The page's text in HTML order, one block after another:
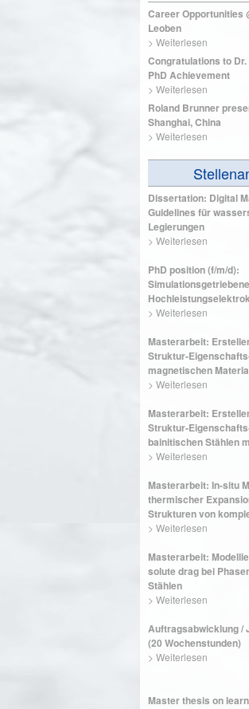
Career Opportunities
Leoben
> Weiterlesen
Congratulations to
PhD Achievement
> Weiterlesen
Roland Brunner
Shanghai, China
> Weiterlesen
Dissertation: Digital
Guidelines für
Legierungen
> Weiterlesen
PhD position (f/m/d):
> Weiterlesen
Masterarbeit:
Struktur-
magnetischen
> Weiterlesen
Masterarbeit:
Struktur-
bainitischen Stählen
> Weiterlesen
Masterarbeit: In-situ
thermischer
Strukturen von
> Weiterlesen
Masterarbeit:
solute drag bei
Stählen
> Weiterlesen
Auftragsabwicklung /
(20 Wochenstunden)
> Weiterlesen
Master thesis on